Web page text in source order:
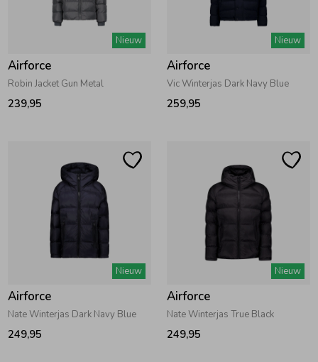
Zwemkleding
Jassen
Overhemden
Colberts & Gilets
Boxpakjes
Rompers
Zwemkleding
Jassen
Overhemden
Rokken & Skorts
Jumpsuits
Cadeaubonnen
Haaraccessoires
Babyaccessoires
Verzorgingsproducten
Beenmode
Winteraccessoires
Winterjassen
Zomerjassen
Zwemvesten & Zwembandjes
Winterjassen
Zomerjassen
Nieuw
Airforce
Robin Jacket Gun Metal
239,95
Nieuw
Airforce
Vic Winterjas Dark Navy Blue
259,95
Nieuw
Airforce
Nate Winterjas Dark Navy Blue
249,95
Nieuw
Airforce
Nate Winterjas True Black
249,95